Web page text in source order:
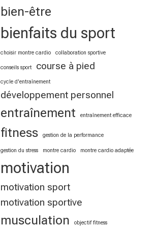
bien-être
bienfaits du sport
choisir montre cardio collaboration sportive
conseils sport course à pied
cycle d'entraînement
développement personnel
entraînement entraînement efficace
fitness gestion de la performance
gestion du stress montre cardio montre cardio adaptée
motivation
motivation sport
motivation sportive
musculation objectif fitness